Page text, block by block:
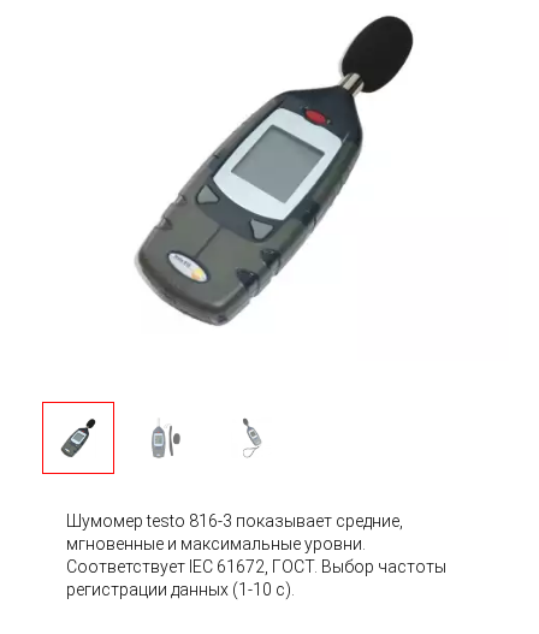
Шумомер testo 816-3 показывает средние,
мгновенные и максимальные уровни.
Соответствует IEC 61672, ГОСТ. Выбор частоты
регистрации данных (1-10 с).